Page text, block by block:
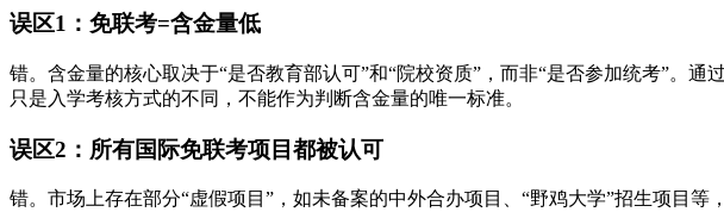
误区1：免联考=含金量低
错。含金量的核心取决于“是否教育部认可”和“院校资质”，而非“是否参加统考”。通
只是入学考核方式的不同，不能作为判断含金量的唯一标准。
误区2：所有国际免联考项目都被认可
错。市场上存在部分“虚假项目”，如未备案的中外合办项目、“野鸡大学”招生项目